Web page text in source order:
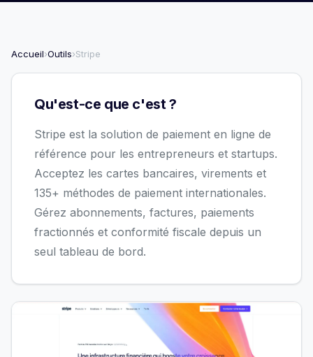
Accueil›Outils›Stripe
Qu'est-ce que c'est ?
Stripe est la solution de paiement en ligne de
référence pour les entrepreneurs et startups.
Acceptez les cartes bancaires, virements et
135+ méthodes de paiement internationales.
Gérez abonnements, factures, paiements
fractionnés et conformité fiscale depuis un
seul tableau de bord.